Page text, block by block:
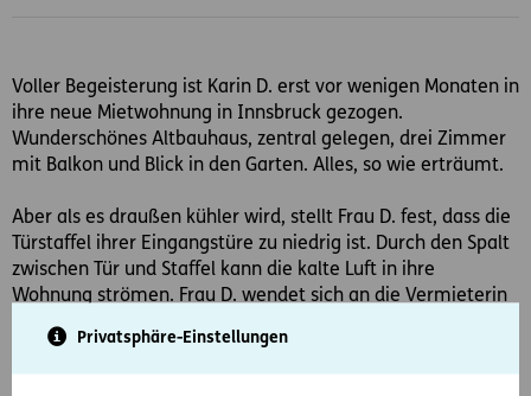
Privatsphäre-Einstellungen
Voller Begeisterung ist Karin D. erst vor wenigen Monaten in
ihre neue Mietwohnung in Innsbruck gezogen.
Wunderschönes Altbauhaus, zentral gelegen, drei Zimmer
mit Balkon und Blick in den Garten. Alles, so wie erträumt.
Aber als es draußen kühler wird, stellt Frau D. fest, dass die
Türstaffel ihrer Eingangstüre zu niedrig ist. Durch den Spalt
zwischen Tür und Staffel kann die kalte Luft in ihre
Wohnung strömen. Frau D. wendet sich an die Vermieterin
und bittet darum, die Tür reparieren zu lassen. Doch die
Vermieterin stellt sich taub.